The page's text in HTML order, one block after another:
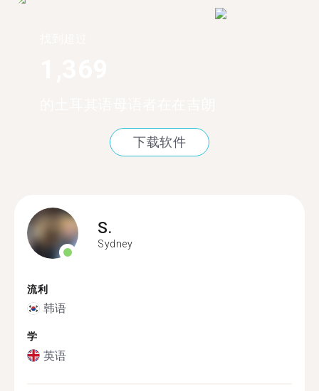
下载软件
S.
Sydney
流利
韩语
学
英语